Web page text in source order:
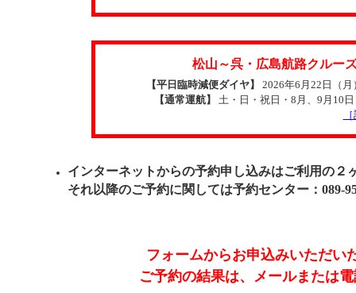
松山～呉・広島航路クルー
【平日臨時減便ダイヤ】
2026年6月22日（
【通常運航】
土・日・祝日・8月、9月10
インターネットからの予約申し込みはご利用の
それ以降のご予約に関しては予約センター：089-
フォームからお申込みいただい
ご予約の結果は、メールまたは